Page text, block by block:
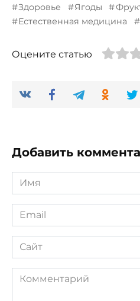
Здоровье Ягоды
Естественная медицина
Оцените статью
Добавить
Имя
*
Email
*
Сайт
Комментарий